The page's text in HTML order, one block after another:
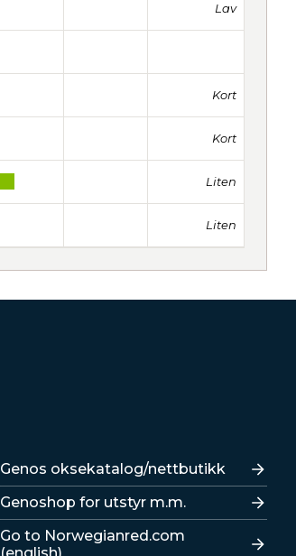
Lav
Kort
Kort
Liten
Liten
Lenker
Genos oksekatalog/nettbutikk
Genoshop for utstyr m.m.
Go to Norwegianred.com
(english)